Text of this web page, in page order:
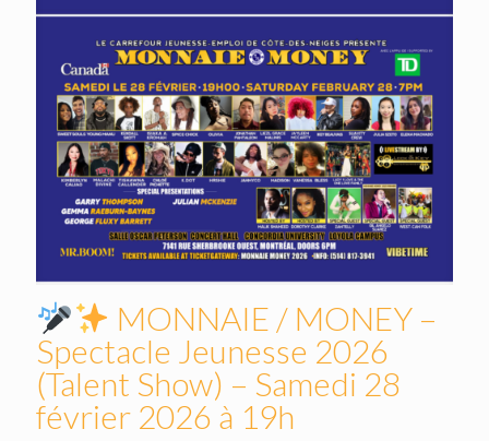
MONNAIE / MONEY –
Spectacle Jeunesse 2026
(Talent Show) – Samedi 28
février 2026 à 19h